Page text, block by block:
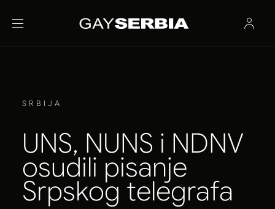
SRBIJA
UNS, NUNS i NDNV
osudili pisanje
Srpskog telegrafa